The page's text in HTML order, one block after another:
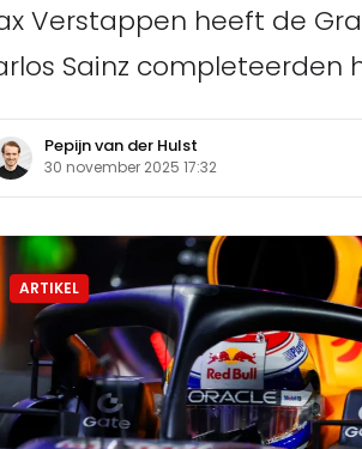
Verstappen heeft de
Sainz completeerden
Pepijn van der Hulst
30 november 2025 17:32
ARTIKEL